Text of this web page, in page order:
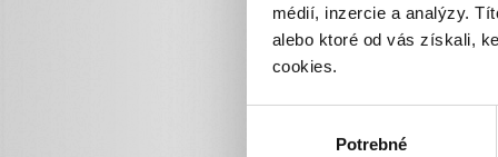
médií, inzercie a analýzy.
alebo ktoré od vás získali,
cookies.
Potrebné